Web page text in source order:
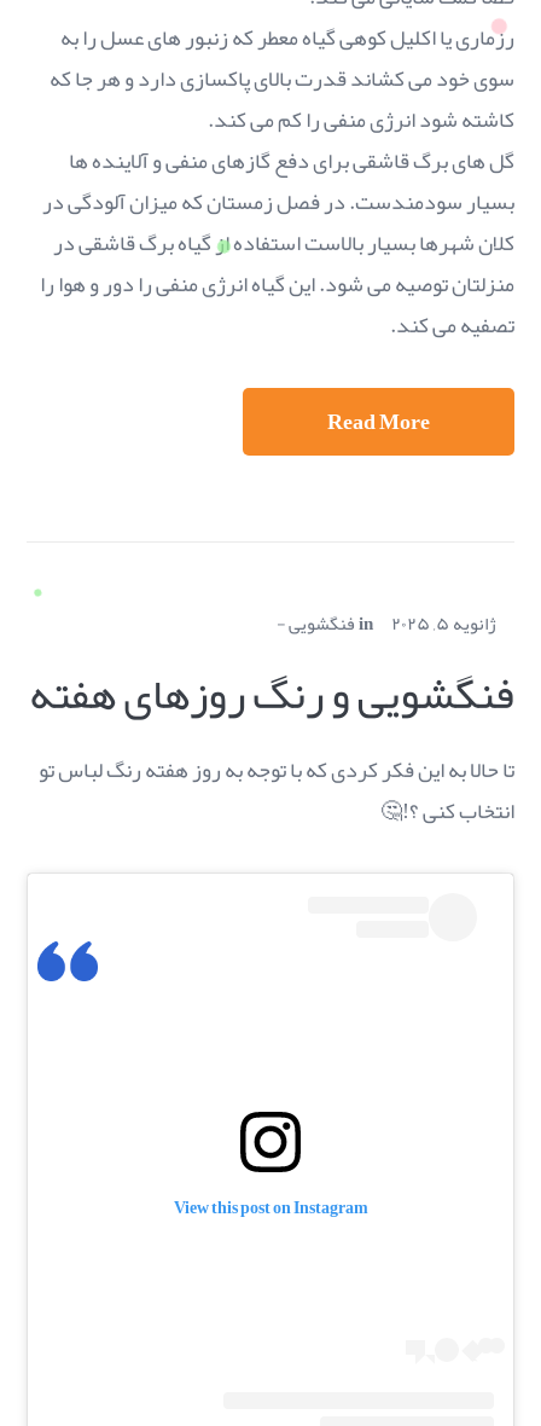
رزماری یا اکلیل کوهی گیاه معطر که زنبور های عسل را به
سوی خود می کشاند قدرت بالای پاکسازی دارد و هر جا که
کاشته شود انرژی منفی را کم می کند.
گل های برگ قاشقی برای دفع گازهای منفی و آلاینده ها
بسیار سودمندست. در فصل زمستان که میزان آلودگی در
کلان شهرها بسیار بالاست استفاده از گیاه برگ قاشقی در
منزلتان توصیه می شود. این گیاه انرژی منفی را دور و هوا را
تصفیه می کند.
Read More
ژانویه ۵, ۲۰۲۵ inفنگشویی
فنگشویی و رنگ‌ روزهای هفته
تا حالا به این فکر کردی که با توجه به روز هفته رنگ لباس تو
انتخاب کنی ؟!🤔
View this post on Instagram